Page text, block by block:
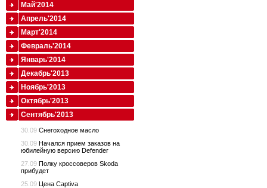
Май'2014
Апрель'2014
Март'2014
Февраль'2014
Январь'2014
Декабрь'2013
Ноябрь'2013
Октябрь'2013
Сентябрь'2013
30.09 Снегоходное масло
30.09 Начался прием заказов на
юбилейную версию Defender
27.09 Полку кроссоверов Skoda
прибудет
25.09 Цена Captiva